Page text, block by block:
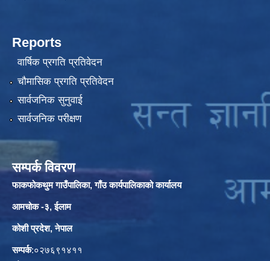
Reports
वार्षिक प्रगति प्रतिवेदन
चौमासिक प्रगति प्रतिवेदन
सार्वजनिक सुनुवाई
सार्वजनिक परीक्षण
सम्पर्क विवरण
फाकफोकथुम गाउँपालिका, गाँउ कार्यपालिकाको कार्यालय
आमचोक -३, ईलाम
कोशी प्रदेश, नेपाल
सम्पर्क:०२७६९१४११